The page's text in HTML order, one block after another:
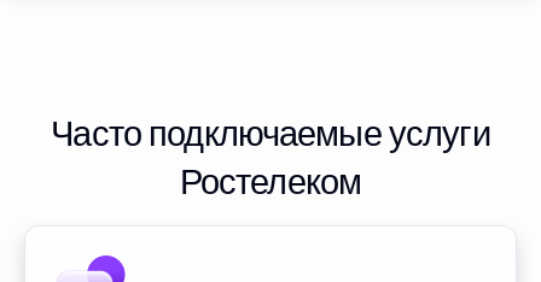
Часто подключаемые услуги
Ростелеком